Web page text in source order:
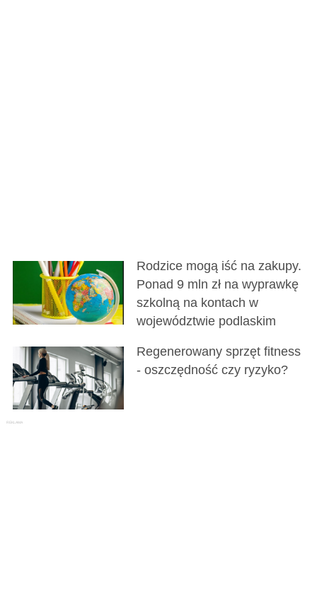
Rodzice mogą iść na zakupy.
Ponad 9 mln zł na wyprawkę
szkolną na kontach w
województwie podlaskim
Regenerowany sprzęt fitness
- oszczędność czy ryzyko?